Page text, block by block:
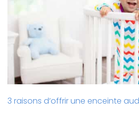
3 raisons d’offrir une enceinte